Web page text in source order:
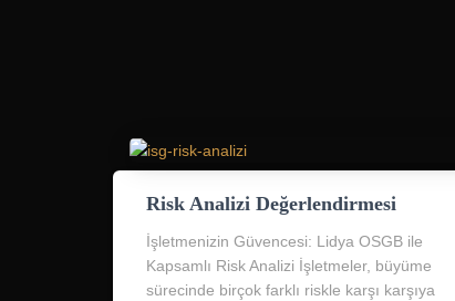
Risk Analizi Değerlendirmesi
İşletmenizin Güvencesi: Lidya OSGB ile
Kapsamlı Risk Analizi İşletmeler, büyüme
sürecinde birçok farklı riskle karşı karşıya